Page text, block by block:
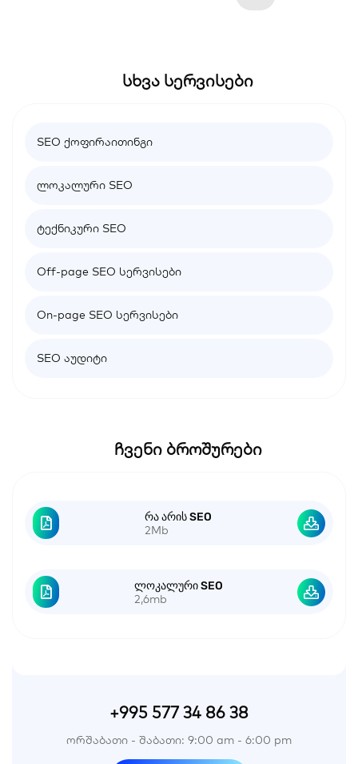
სხვა სერვისები
SEO ქოფირაითინგი
ლოკალური SEO
ტექნიკური SEO
Off-page SEO სერვისები
On-page SEO სერვისები
SEO აუდიტი
ჩვენი ბროშურები
რა არის SEO
2Mb
ლოკალური SEO
2,6mb
+995 577 34 86 38
ორშაბათი - შაბათი: 9:00 am - 6:00 pm